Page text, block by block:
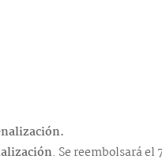
. Se reembolsará el